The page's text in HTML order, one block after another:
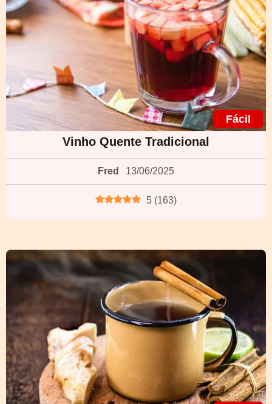
Fácil
Vinho Quente Tradicional
Fred 13/06/2025
5 (163)